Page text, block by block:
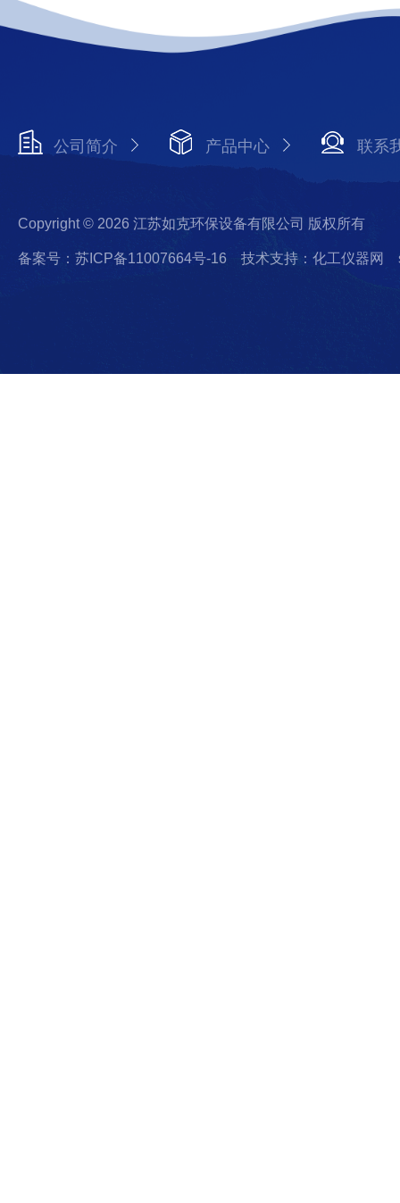
公司简介 产品中心 联系
Copyright © 2026 江苏如克环保设备有限公司 版权所有
备案号：苏ICP备11007664号-16 技术支持：化工仪器网